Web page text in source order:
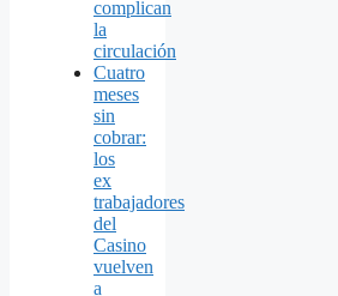
complican
la
circulación
Cuatro
meses
sin
cobrar:
los
ex
trabajadores
del
Casino
vuelven
a